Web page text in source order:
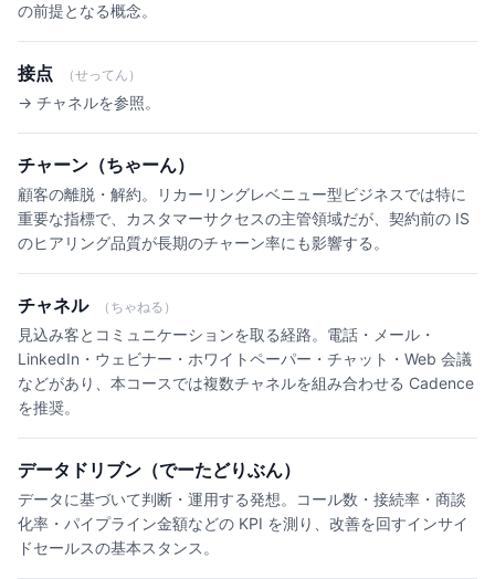
の前提となる概念。
接点 （せってん）
→ チャネルを参照。
チャーン（ちゃーん）
顧客の離脱・解約。リカーリングレベニュー型ビジネスでは特に
重要な指標で、カスタマーサクセスの主管領域だが、契約前の IS
のヒアリング品質が長期のチャーン率にも影響する。
チャネル （ちゃねる）
見込み客とコミュニケーションを取る経路。電話・メール・
LinkedIn・ウェビナー・ホワイトペーパー・チャット・Web 会議
などがあり、本コースでは複数チャネルを組み合わせる Cadence
を推奨。
データドリブン（でーたどりぶん）
データに基づいて判断・運用する発想。コール数・接続率・商談
化率・パイプライン金額などの KPI を測り、改善を回すインサイ
ドセールスの基本スタンス。